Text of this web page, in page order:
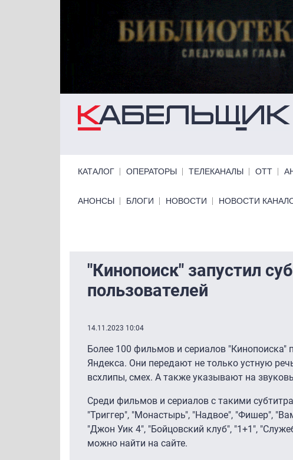
КАТАЛОГ ОПЕРАТОРЫ ТЕЛЕКАНАЛЫ ОТТ
Primary links bottom
АНОНСЫ БЛОГИ НОВОСТИ НОВОСТИ
"Кинопоиск" запустил
пользователей
14.11.2023 10:04
Более 100 фильмов и сериалов "Кинопоиска"
Яндекса. Они передают не только устную
всхлипы, смех. А также указывают на
Среди фильмов и сериалов с такими
"Триггер", "Монастырь", "Надвое", "Фишер",
"Джон Уик 4″, "Бойцовский клуб", "1+1″,
можно найти на сайте.